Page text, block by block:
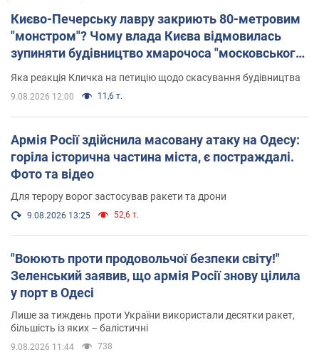
Києво-Печерську лавру закриють 80-метровим
"монстром"? Чому влада Києва відмовилась
зупиняти будівництво хмарочоса "московського
вірянина"
Яка реакція Кличка на петицію щодо скасування будівництва
9.08.2026 12:00 11,6 т.
Армія Росії здійснила масовану атаку на Одесу:
горіла історична частина міста, є постраждалі.
Фото та відео
Для терору ворог застосував ракети та дрони
9.08.2026 13:25 52,6 т.
"Воюють проти продовольчої безпеки світу!"
Зеленський заявив, що армія Росії знову цілила
у порт в Одесі
Лише за тиждень проти України використали десятки ракет,
більшість із яких – балістичні
9.08.2026 11:44 738